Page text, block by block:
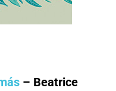
– Beatrice